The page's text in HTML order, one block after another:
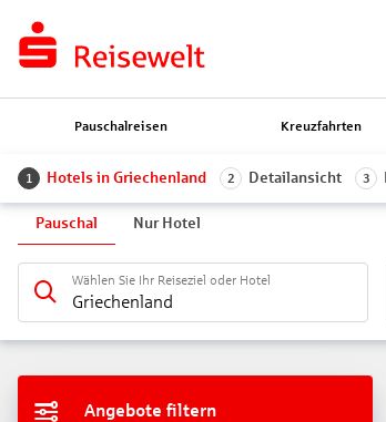
Pauschalreisen Kreuzfahrten
1 Hotels in Griechenland 2 Detailansicht 3
Pauschal Nur Hotel
Wählen Sie Ihr Reiseziel oder Hotel
Griechenland
Angebote filtern